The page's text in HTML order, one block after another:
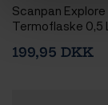
Scanpan Explore
Termoflaske 0,5
199,95 DKK